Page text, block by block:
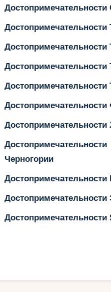
Достопримечательности
Достопримечательности
Достопримечательности
Достопримечательности
Достопримечательности
Достопримечательности
Черногории
Достопримечательности
Достопримечательности